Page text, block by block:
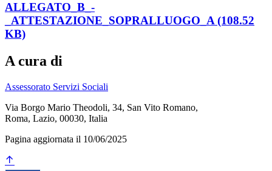
ALLEGATO_B_-
_ATTESTAZIONE_SOPRALLUOGO_A (108.52
KB)
A cura di
Assessorato Servizi Sociali
Via Borgo Mario Theodoli, 34, San Vito Romano,
Roma, Lazio, 00030, Italia
Pagina aggiornata il 10/06/2025